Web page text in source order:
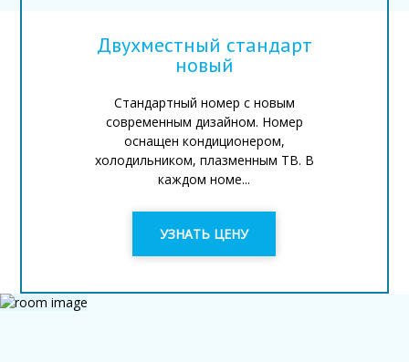
Двухместный стандарт
новый
Стандартный номер с новым
современным дизайном. Номер
оснащен кондиционером,
холодильником, плазменным ТВ. В
каждом номе...
УЗНАТЬ ЦЕНУ